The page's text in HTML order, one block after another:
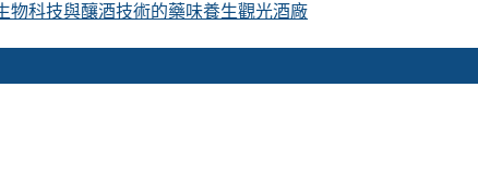
物科技與釀酒技術的藥味養生觀光酒廠